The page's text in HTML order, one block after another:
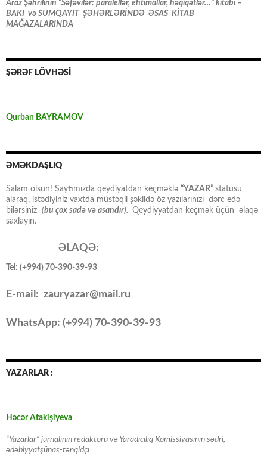
Araz Şəhrilinin “Səfəvilər: paralellər, ehtimallar, həqiqətlər…” kitabı –
BAKI və SUMQAYIT ŞƏHƏRLƏRİNDƏ ƏSAS KİTAB
MAĞAZALARINDA
ŞƏRƏF LÖVHƏSİ
Qurban BAYRAMOV
ƏMƏKDAŞLIQ
Salam olsun! Saytımızda qeydiyatdan keçməklə “YAZAR” statusu
alaraq, istədiyiniz vaxtda müstəqil şəkildə öz yazılarınızı dərc edə
bilərsiniz (bu çox sadə və asandır). Qeydiyyatdan keçmək üçün əlaqə
saxlayın.
ƏLAQƏ:
Tel: (+994) 70-390-39-93
E-mail: zauryazar@mail.ru
WhatsApp: (+994) 70-390-39-93
YAZARLAR :
Həcər Atakişiyeva
“Yazarlar” jurnalının redaktoru və Yaradıcılıq Komissiyasının sədri,
ədəbiyyatşünas-tənqidçı